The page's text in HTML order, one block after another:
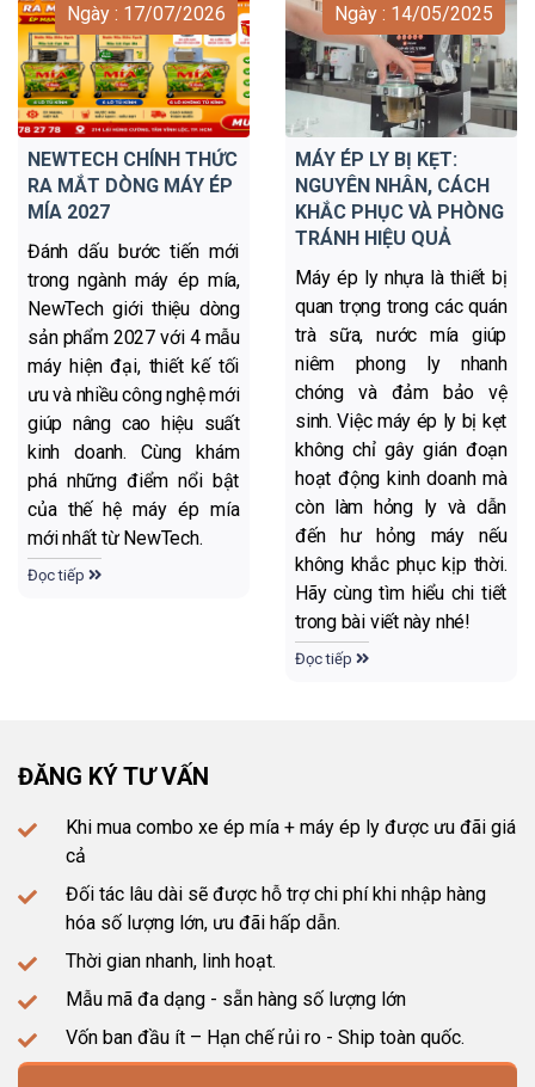
NEWTECH CHÍNH THỨC
RA MẮT DÒNG MÁY ÉP
MÍA 2027
Ngày : 17/07/2026
Đánh dấu bước tiến mới
trong ngành máy ép mía,
NewTech giới thiệu dòng
sản phẩm 2027 với 4 mẫu
máy hiện đại, thiết kế tối
ưu và nhiều công nghệ mới
giúp nâng cao hiệu suất
kinh doanh. Cùng khám
phá những điểm nổi bật
của thế hệ máy ép mía
mới nhất từ NewTech.
Đọc tiếp
MÁY ÉP LY BỊ KẸT:
NGUYÊN NHÂN, CÁCH
KHẮC PHỤC VÀ PHÒNG
TRÁNH HIỆU QUẢ
Ngày : 14/05/2025
Máy ép ly nhựa là thiết bị
quan trọng trong các quán
trà sữa, nước mía giúp
niêm phong ly nhanh
chóng và đảm bảo vệ
sinh. Việc máy ép ly bị kẹt
không chỉ gây gián đoạn
hoạt động kinh doanh mà
còn làm hỏng ly và dẫn
đến hư hỏng máy nếu
không khắc phục kịp thời.
Hãy cùng tìm hiểu chi tiết
trong bài viết này nhé!
Đọc tiếp
ĐĂNG KÝ TƯ VẤN
Khi mua combo xe ép mía + máy ép ly được ưu đãi giá
cả
Đối tác lâu dài sẽ được hỗ trợ chi phí khi nhập hàng
hóa số lượng lớn, ưu đãi hấp dẫn.
Thời gian nhanh, linh hoạt.
Mẫu mã đa dạng - sẵn hàng số lượng lớn
Vốn ban đầu ít – Hạn chế rủi ro - Ship toàn quốc.